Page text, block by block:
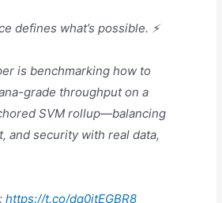
defines what’s possible. ⚡️
is benchmarking how to
grade throughput on a
SVM rollup—balancing
and security with real data,
https://t.co/dq0itEGBR8